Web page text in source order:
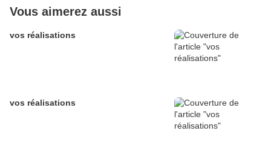
Vous aimerez aussi
vos réalisations
vos réalisations